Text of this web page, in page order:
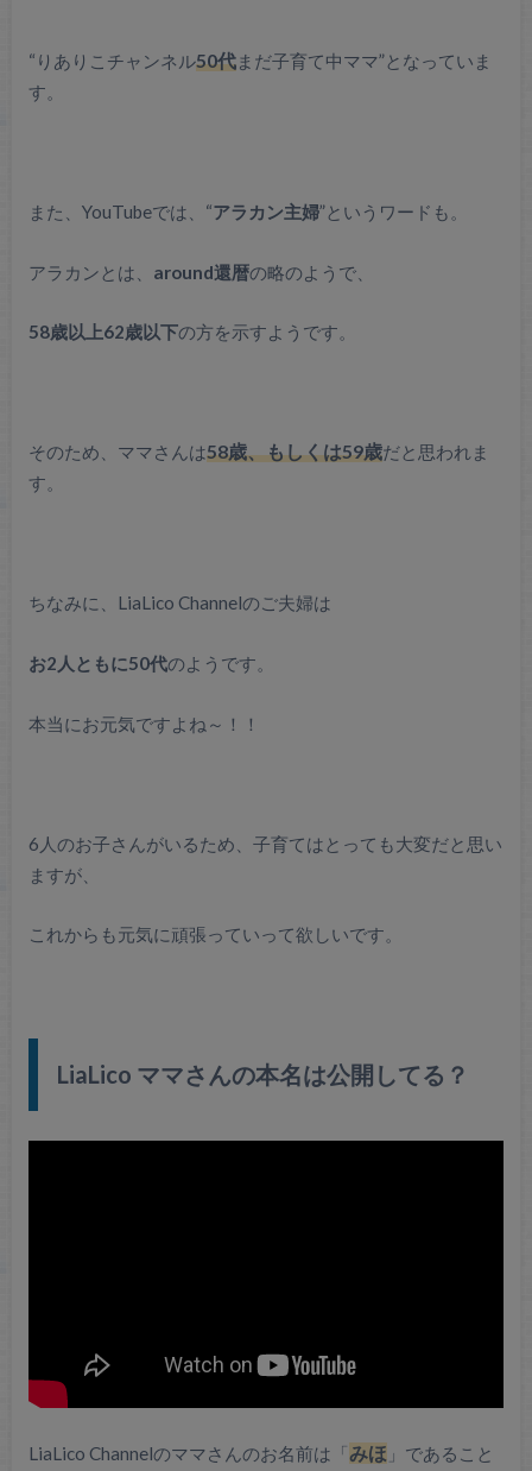
“りありこチャンネル50代まだ子育て中ママ”となっていま
す。
また、YouTubeでは、“アラカン主婦”というワードも。
アラカンとは、 around還暦の略のようで、
58歳以上62歳以下の方を示すようです。
そのため、ママさんは58歳、もしくは59歳だと思われま
す。
ちなみに、LiaLico Channelのご夫婦は
お2人ともに50代のようです。
本当にお元気ですよね～！！
6人のお子さんがいるため、子育てはとっても大変だと思い
ますが、
これからも元気に頑張っていって欲しいです。
LiaLico ママさんの本名は公開してる？
LiaLico Channelのママさんのお名前は「みほ 」であること